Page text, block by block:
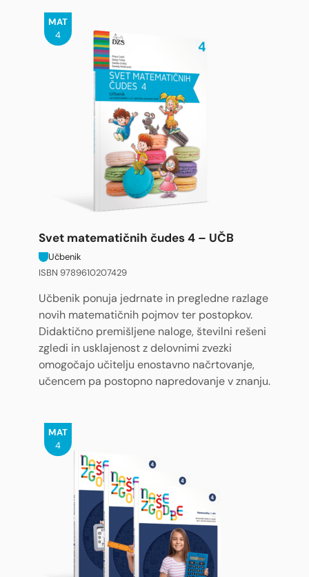
MAT
4
Svet matematičnih čudes 4 – UČB
Učbenik
ISBN 9789610207429
Učbenik ponuja jedrnate in pregledne razlage
novih matematičnih pojmov ter postopkov.
Didaktično premišljene naloge, številni rešeni
zgledi in usklajenost z delovnimi zvezki
omogočajo učitelju enostavno načrtovanje,
učencem pa postopno napredovanje v znanju.
MAT
4